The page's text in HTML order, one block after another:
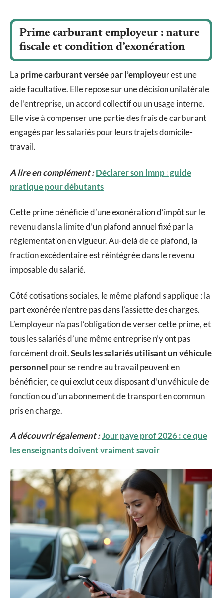
Prime carburant employeur : nature
fiscale et condition d’exonération
La prime carburant versée par l’employeurest une
aide facultative. Elle repose sur une décision unilatérale
de l’entreprise, un accord collectif ou un usage interne.
Elle vise à compenser une partie des frais de carburant
engagés par les salariés pour leurs trajets domicile-
travail.
A lire en complément :Déclarer son lmnp : guide
pratique pour débutants
Cette prime bénéficie d’une exonération d’impôt sur le
revenu dans la limite d’un plafond annuel fixé par la
réglementation en vigueur. Au-delà de ce plafond, la
fraction excédentaire est réintégrée dans le revenu
imposable du salarié.
Côté cotisations sociales, le même plafond s’applique : la
part exonérée n’entre pas dans l’assiette des charges.
L’employeur n’a pas l’obligation de verser cette prime, et
tous les salariés d’une même entreprise n’y ont pas
forcément droit.Seuls les salariés utilisant un véhicule
personnel pour se rendre au travail peuvent en
bénéficier, ce qui exclut ceux disposant d’un véhicule de
fonction ou d’un abonnement de transport en commun
pris en charge.
A découvrir également :Jour paye prof 2026 : ce que
les enseignants doivent vraiment savoir